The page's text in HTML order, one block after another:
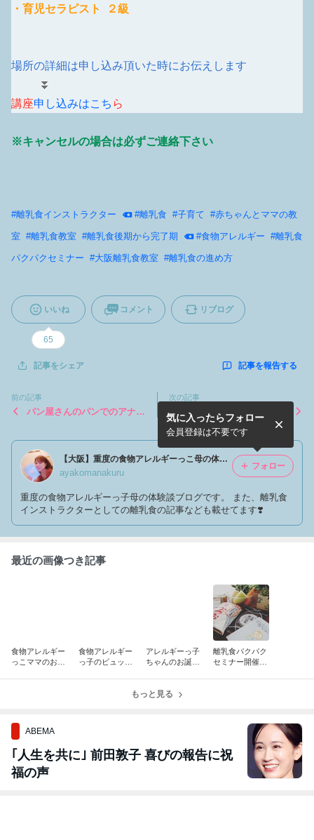
・育児セラピスト ２級
場所の詳細は申し込み頂いた時にお伝えします
⏬
講座申し込みはこち ら
※キャンセルの場合は必ずご連絡下さい
#離乳食インストラクター #離乳食 #子育て #赤ちゃんとママの教
室 #離乳食教室 #離乳食後期から完了期 #食物アレルギー #離乳食
パクパクセミナー #大阪離乳食教室 #離乳食の進め方
いいね
65
コメント リブログ
記事をシェア 記事を報告する
前の記事
パン屋さんのパンでのアナフ
次の記事
離乳食パクパクセミナー開催
レポ
【大阪】重度の食物アレルギーっこ母の体験談と日常
ayakomanakuru
重度の食物アレルギーっ子母の体験談ブログです。 また、離乳食
インストラクターとしての離乳食の記事なども載せてます❣️
気に入ったらフォロー
会員登録は不要です
フォロー
最近の画像つき記事
食物アレルギー
っこママのお茶
食物アレルギー
っ子のビュッフ
アレルギーっ子
ちゃんのお誕生
離乳食パクパク
セミナー開催レ
もっと見る
ABEMA
｢人生を共に｣ 前田敦子 喜びの報告に祝
福の声